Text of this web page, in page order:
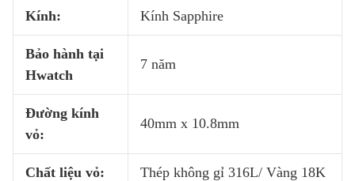
Kính: Kính Sapphire
Bảo hành tại
Hwatch
7 năm
Đường kính
vỏ:
40mm x 10.8mm
Chất liệu vỏ: Thép không gỉ 316L/ Vàng 18K